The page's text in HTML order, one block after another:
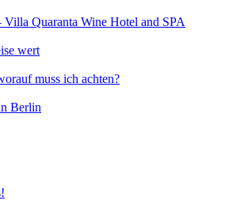
Villa Quaranta Wine Hotel and SPA
wert
muss ich achten?
Berlin